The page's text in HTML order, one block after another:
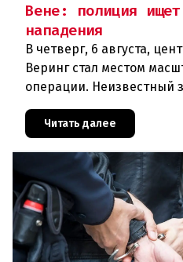
Вене: полиция
нападения
В четверг, 6 августа,
Веринг стал местом
операции. Неизвестный
совершил вооружённое
знаменитого
Читать далее